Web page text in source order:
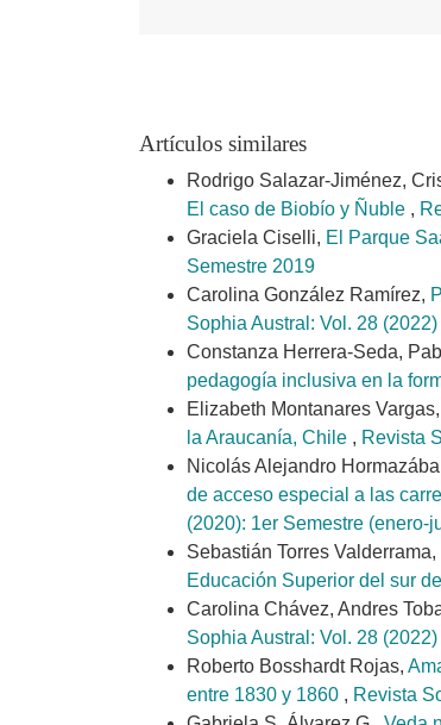
Artículos similares
Rodrigo Salazar-Jiménez,
El caso de Biobío y Ñuble ,
Graciela Ciselli, El Parque
Semestre 2019
Carolina González Ramírez,
Sophia Austral: Vol. 28 (2022)
Constanza Herrera-Seda,
pedagogía inclusiva en la
Elizabeth Montanares
la Araucanía, Chile , Revista
Nicolás Alejandro
de acceso especial a las
(2020): 1er Semestre (enero-
Sebastián Torres
Educación Superior del sur
Carolina Chávez, Andres
Sophia Austral: Vol. 28 (2022)
Roberto Bosshardt Rojas,
entre 1830 y 1860 , Revista